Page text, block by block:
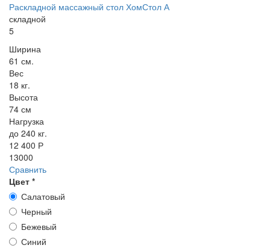
Раскладной массажный стол ХомСтол А
складной
5
Ширина
61 см.
Вес
18 кг.
Высота
74 см
Нагрузка
до 240 кг.
12 400 Р
13000
Сравнить
Цвет *
Салатовый
Черный
Бежевый
Синий